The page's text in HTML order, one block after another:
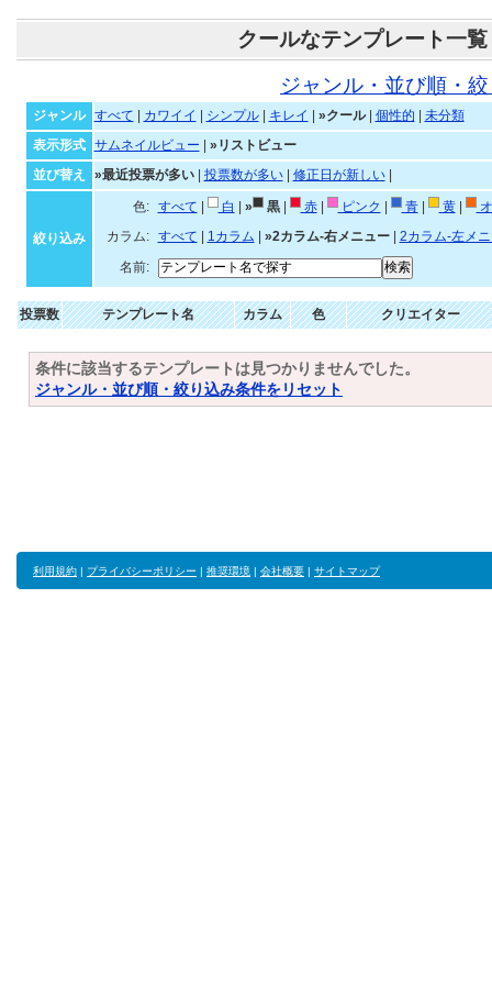
クールなテンプレート一覧
ジャンル・並び順・
ジャンル すべて カワイイ シンプル| キレイ »クール| 個性的
未分類
表示形式
サムネイルビュー
»リストビュー
並び替え
»最近投票が多い| 投票数が多い| 修正日が新しい|
絞り込み
色: すべて 白 » 黒| 赤| ピンク 青| 黄|
カラム:
すべて 1カラム »2カラム-右メニュー| 2カラム-左メ
名前:
投票数 テンプレート名 カラム 色 クリエイター
条件に該当するテンプレートは見つかりませんでした。
ジャンル・並び順・絞り込み条件をリセット
利用規約 | プライバシーポリシー | 推奨環境 | 会社概要 | サイトマップ